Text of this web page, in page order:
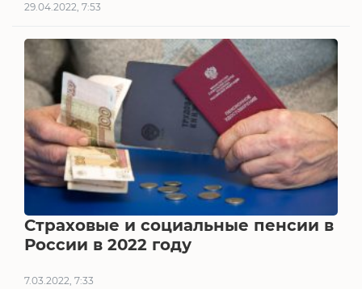
29.04.2022, 7:53
Страховые и социальные пенсии в
России в 2022 году
7.03.2022, 7:33